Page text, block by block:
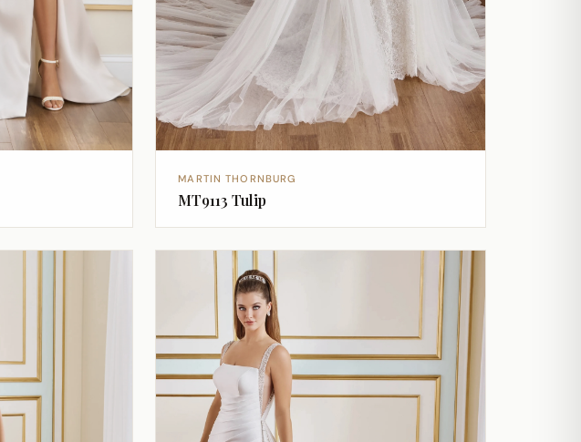
MARTIN THORNBURG
MT9113 Tulip